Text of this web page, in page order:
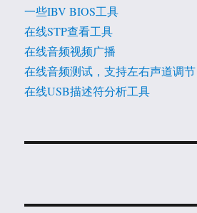
一些IBV BIOS工具
在线STP查看工具
在线音频视频广播
在线音频测试，支持左右声道调节
在线USB描述符分析工具